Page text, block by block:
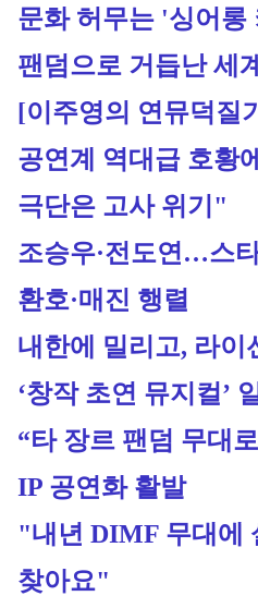
문화 허무는 '싱어롱
팬덤으로 거듭난 세
[이주영의 연뮤덕질
공연계 역대급 호황
극단은 고사 위기"
조승우·전도연…스
환호·매진 행렬
내한에 밀리고, 라이
‘창작 초연 뮤지컬’
“타 장르 팬덤 무대
IP 공연화 활발
"내년 DIMF 무대에
찾아요"